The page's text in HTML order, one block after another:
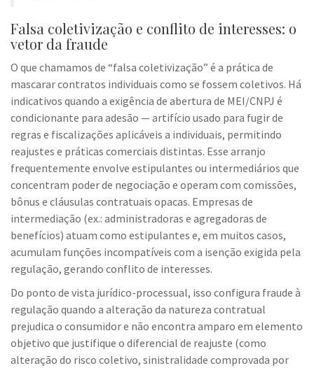
Falsa coletivização e conflito de interesses: o
vetor da fraude
O que chamamos de “falsa coletivização” é a prática de
mascarar contratos individuais como se fossem coletivos. Há
indicativos quando a exigência de abertura de MEI/CNPJ é
condicionante para adesão — artifício usado para fugir de
regras e fiscalizações aplicáveis a individuais, permitindo
reajustes e práticas comerciais distintas. Esse arranjo
frequentemente envolve estipulantes ou intermediários que
concentram poder de negociação e operam com comissões,
bônus e cláusulas contratuais opacas. Empresas de
intermediação (ex.: administradoras e agregadoras de
benefícios) atuam como estipulantes e, em muitos casos,
acumulam funções incompatíveis com a isenção exigida pela
regulação, gerando conflito de interesses.
Do ponto de vista jurídico-processual, isso configura fraude à
regulação quando a alteração da natureza contratual
prejudica o consumidor e não encontra amparo em elemento
objetivo que justifique o diferencial de reajuste (como
alteração do risco coletivo, sinistralidade comprovada por